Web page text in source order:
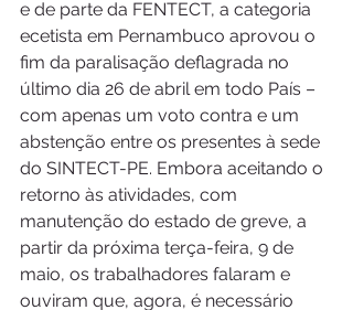
e de parte da FENTECT, a categoria
ecetista em Pernambuco aprovou o
fim da paralisação deflagrada no
último dia 26 de abril em todo País –
com apenas um voto contra e um
abstenção entre os presentes à sede
do SINTECT-PE. Embora aceitando o
retorno às atividades, com
manutenção do estado de greve, a
partir da próxima terça-feira, 9 de
maio, os trabalhadores falaram e
ouviram que, agora, é necessário